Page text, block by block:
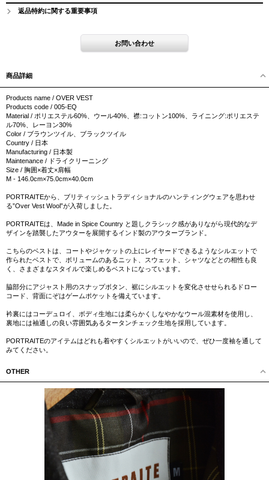
返品特約に関する重要事項
商品詳細
Products name / OVER VEST
Products code / 005-EQ
Material / ポリエステル60%、ウール40%、襟:コットン100%、ライニング:ポリエステ
ル70%、レーヨン30%
Color / ブラウンツイル、ブラックツイル
Country / 日本
Manufacturing / 日本製
Maintenance / ドライクリーニング
Size / 胸囲×着丈×肩幅
M - 146.0cm×75.0cm×40.0cm
PORTRAITEから、ブリティッシュトラディショナルのハンティングウェアを思わせ
る”Over Vest Wool”が入荷しました。
PORTRAITEは、Made in Spice Country と題しクラシック感がありながら現代的なデ
ザインを踏襲したアウターを展開するインド製のアウターブランド。
こちらのベストは、コートやジャケットの上にレイヤードできるようなシルエットで
作られたベストで、ボリュームのあるニット、スウェット、シャツなどとの相性も良
く、さまざまなスタイルで楽しめるベストになっています。
脇部分にアジャスト用のスナップボタン、裾にシルエットを変化させせられるドロー
コード、背面にぞはゲームポケットを備えています。
衿裏にはコーデュロイ、ボディ生地には柔らかくしなやかなウール混素材を使用し、
裏地には袖通しの良い雰囲気あるタータンチェック生地を採用しています。
PORTRAITEのアイテムはどれも着やすくシルエットがいいので、ぜひ一度袖を通して
みてください。
OTHER